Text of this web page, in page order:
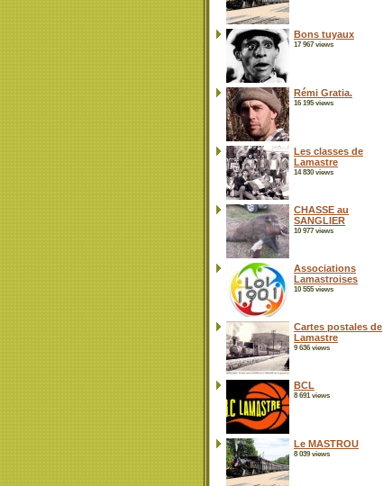
Bons tuyaux
17 967 views
Rémi Gratia.
16 195 views
Les classes de
Lamastre
14 830 views
CHASSE au
SANGLIER
10 977 views
Associations
Lamastroises
10 555 views
Cartes postales de
Lamastre
9 636 views
BCL
8 691 views
Le MASTROU
8 039 views